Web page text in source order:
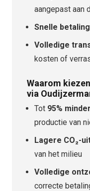
aangepast aan
Snelle betaling
Volledige
kosten of
Waarom
via
Tot 95%
productie van
Lagere CO₂-
van het milieu
Volledige
correcte